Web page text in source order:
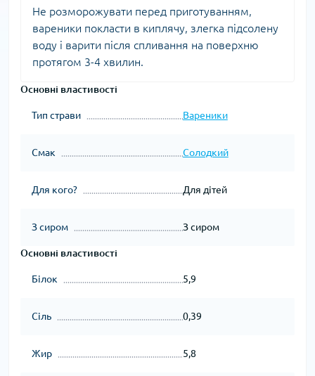
Не розморожувати перед приготуванням,
вареники покласти в киплячу, злегка підсолену
воду і варити після спливання на поверхню
протягом 3-4 хвилин.
Основні властивості
Тип страви Вареники
Смак Солодкий
Для кого? Для дітей
З сиром З сиром
Основні властивості
Білок 5,9
Сіль 0,39
Жир 5,8